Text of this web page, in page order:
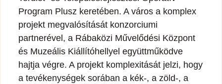
Program Plusz keretében. A város a komplex
projekt megvalósítását konzorciumi
partnerével, a Rábaközi Művelődési Központ
és Muzeális Kiállítóhellyel együttműködve
hajtja végre. A projekt komplexitását jelzi, hogy
a tevékenységek sorában a kék-, a zöld-, a